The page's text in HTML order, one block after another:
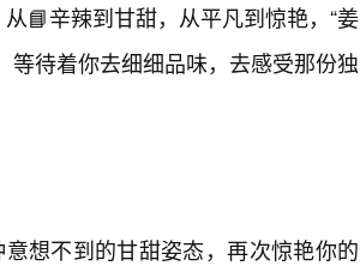
📘辛辣到甘甜，从平凡到惊艳，“姜
等待着你去细细品味，去感受那份独
想不到的甘甜姿态，再次惊艳你的